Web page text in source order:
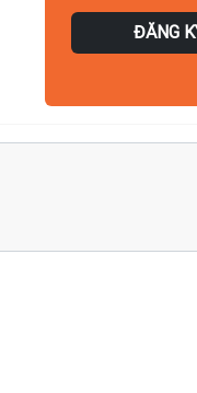
ĐĂNG